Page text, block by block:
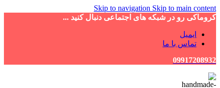
Skip to navigation Skip to main content
کروماکی رو در شبکه های اجتماعی دنبال کنید ...
ایمیل
تماس با ما
09917208932